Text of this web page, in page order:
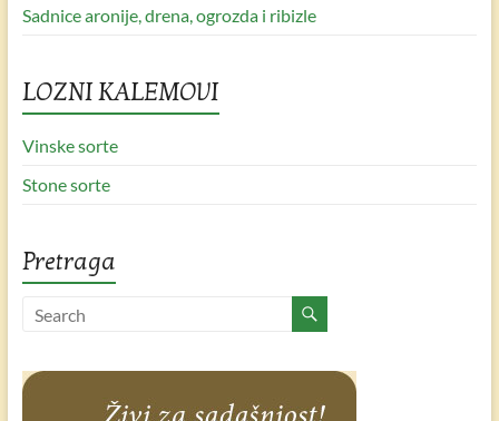
Sadnice aronije, drena, ogrozda i ribizle
LOZNI KALEMOVI
Vinske sorte
Stone sorte
Pretraga